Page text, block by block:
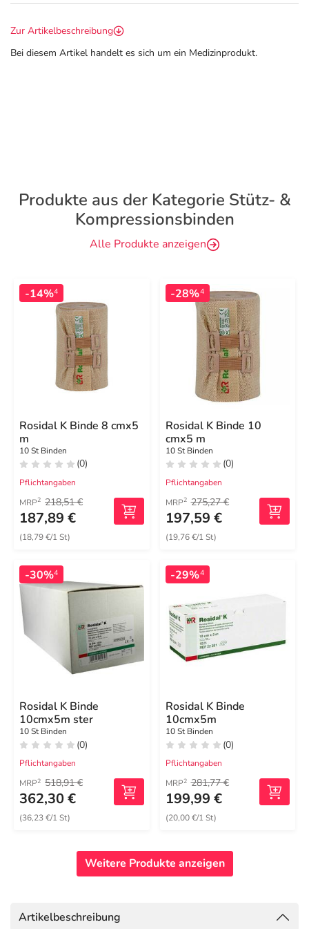
Zur Artikelbeschreibung
Bei diesem Artikel handelt es sich um ein Medizinprodukt.
Produkte aus der Kategorie Stütz- &
Kompressionsbinden
Alle Produkte anzeigen
-14%4
Rosidal K Binde 8 cmx5
m
10 St Binden
(0)
Pflichtangaben
MRP2 218,51 €
187,89 €
(18,79 €/1 St)
-28%4
Rosidal K Binde 10
cmx5 m
10 St Binden
(0)
Pflichtangaben
MRP2 275,27 €
197,59 €
(19,76 €/1 St)
-30%4
Rosidal K Binde
10cmx5m ster
10 St Binden
(0)
Pflichtangaben
MRP2 518,91 €
362,30 €
(36,23 €/1 St)
-29%4
Rosidal K Binde
10cmx5m
10 St Binden
(0)
Pflichtangaben
MRP2 281,77 €
199,99 €
(20,00 €/1 St)
Weitere Produkte anzeigen
Artikelbeschreibung